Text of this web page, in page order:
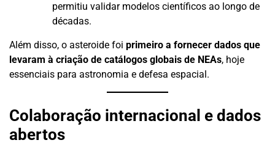
permitiu validar modelos científicos ao longo de
décadas.
Além disso, o asteroide foi primeiro a fornecer dados que
levaram à criação de catálogos globais de NEAs, hoje
essenciais para astronomia e defesa espacial.
Colaboração internacional e dados
abertos